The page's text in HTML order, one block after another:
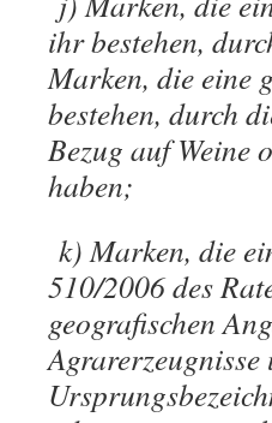
ihr bestehen,
Marken, die eine
bestehen, durch
Bezug auf Weine
haben;
k) Marken, die
510/2006 des
geografischen